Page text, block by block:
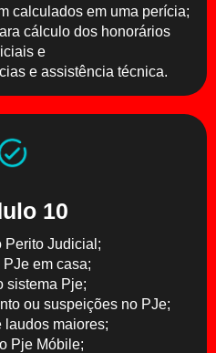
calculados em uma perícia;
cálculo dos honorários
e
e assistência técnica.
10
Perito Judicial;
PJe em casa;
sistema Pje;
ou suspeições no PJe;
laudos maiores;
Pje Móbile;